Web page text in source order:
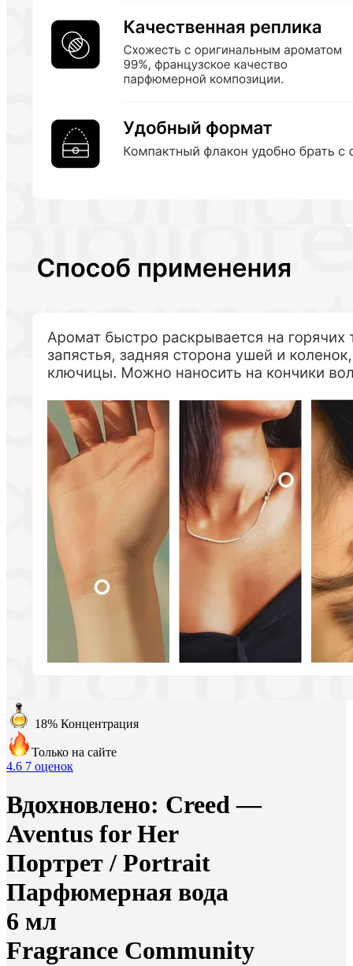
18% Концентрация
Только на сайте
4.6 7 оценок
Вдохновлено: Creed —
Aventus for Her
Портрет / Portrait
Парфюмерная вода
6 мл
Fragrance Community